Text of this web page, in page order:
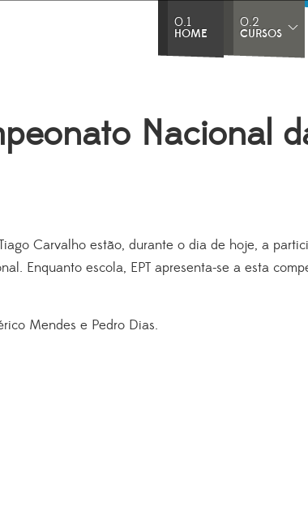
0.1
HOME
0.2
CURSOS
Nacional
Carvalho estão, durante o dia de hoje, a
Enquanto escola, EPT apresenta-se a esta
Mendes e Pedro Dias.